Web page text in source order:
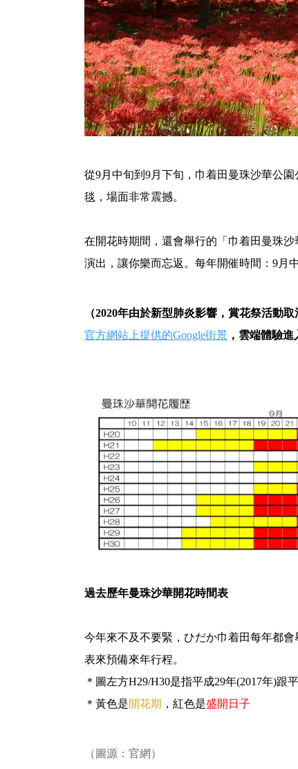
從9月中旬到9月下旬，巾着田曼珠沙華公
毯，場面非常震撼。
在開花時期間，還會舉行的「巾着田曼珠
演出，讓你樂而忘返。每年開催時間：9月
（2020年由於新型肺炎影響，賞花祭活動
官方網站上提供的Google街景 ，雲端體驗
過去歷年曼珠沙華開花時間表
今年來不及不要緊，ひだか巾着田每年都
表來預備來年行程。
＊圖左方H29/H30是指平成29年(2017年)跟
＊黃色是開花期 ，紅色是盛開日子
（圖源：官網）